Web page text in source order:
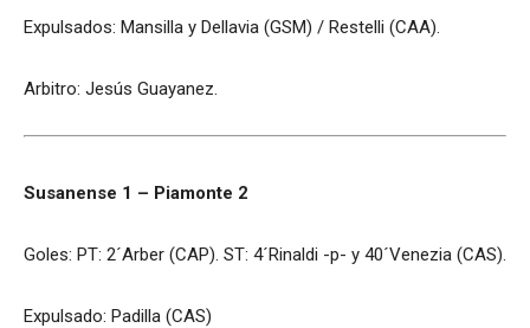
Expulsados: Mansilla y Dellavia (GSM) / Restelli (CAA).
Arbitro: Jesús Guayanez.
Susanense 1 – Piamonte 2
Goles: PT: 2´Arber (CAP). ST: 4´Rinaldi -p- y 40´Venezia (CAS).
Expulsado: Padilla (CAS)